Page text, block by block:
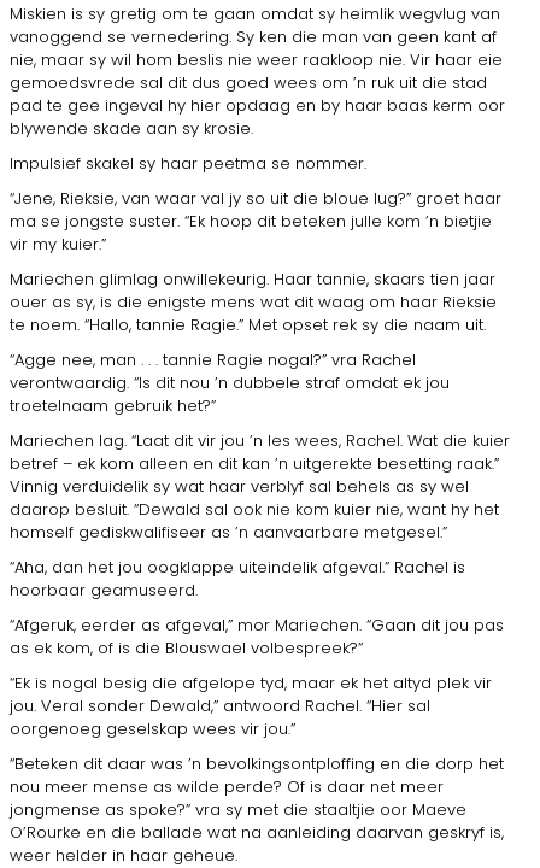
Miskien is sy gretig om te gaan omdat sy heimlik wegvlug van
vanoggend se vernedering. Sy ken die man van geen kant af
nie, maar sy wil hom beslis nie weer raakloop nie. Vir haar eie
gemoedsvrede sal dit dus goed wees om ’n ruk uit die stad
pad te gee ingeval hy hier opdaag en by haar baas kerm oor
blywende skade aan sy krosie.
Impulsief skakel sy haar peetma se nommer.
“Jene, Rieksie, van waar val jy so uit die bloue lug?” groet haar
ma se jongste suster. “Ek hoop dit beteken julle kom ’n bietjie
vir my kuier.”
Mariechen glimlag onwillekeurig. Haar tannie, skaars tien jaar
ouer as sy, is die enigste mens wat dit waag om haar Rieksie
te noem. “Hallo, tannie Ragie.” Met opset rek sy die naam uit.
“Agge nee, man . . . tannie Ragie nogal?” vra Rachel
verontwaardig. “Is dit nou ’n dubbele straf omdat ek jou
troetelnaam gebruik het?”
Mariechen lag. “Laat dit vir jou ’n les wees, Rachel. Wat die kuier
betref – ek kom alleen en dit kan ’n uitgerekte besetting raak.”
Vinnig verduidelik sy wat haar verblyf sal behels as sy wel
daarop besluit. “Dewald sal ook nie kom kuier nie, want hy het
homself gediskwalifiseer as ’n aanvaarbare metgesel.”
“Aha, dan het jou oogklappe uiteindelik afgeval.” Rachel is
hoorbaar geamuseerd.
“Afgeruk, eerder as afgeval,” mor Mariechen. “Gaan dit jou pas
as ek kom, of is die Blouswael volbespreek?”
“Ek is nogal besig die afgelope tyd, maar ek het altyd plek vir
jou. Veral sonder Dewald,” antwoord Rachel. “Hier sal
oorgenoeg geselskap wees vir jou.”
“Beteken dit daar was ’n bevolkingsontploffing en die dorp het
nou meer mense as wilde perde? Of is daar net meer
jongmense as spoke?” vra sy met die staaltjie oor Maeve
O’Rourke en die ballade wat na aanleiding daarvan geskryf is,
weer helder in haar geheue.